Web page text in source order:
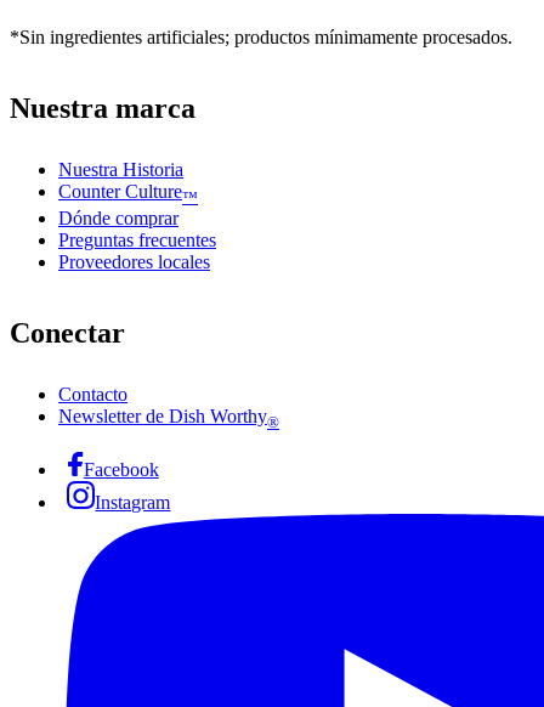
*Sin ingredientes artificiales; productos mínimamente procesados.
Nuestra marca
Nuestra Historia
Counter Culture™
Dónde comprar
Preguntas frecuentes
Proveedores locales
Conectar
Contacto
Newsletter de Dish Worthy®
Facebook
Instagram